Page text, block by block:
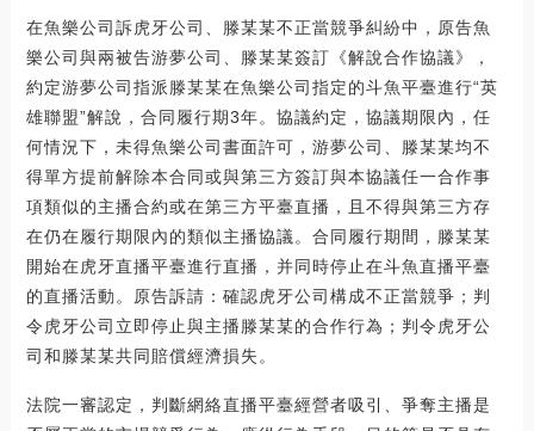
在魚樂公司訴虎牙公司、滕某某不正當競爭糾紛中，原告魚
樂公司與兩被告游夢公司、滕某某簽訂《解說合作協議》，
約定游夢公司指派滕某某在魚樂公司指定的斗魚平臺進行“英
雄聯盟”解說，合同履行期3年。協議約定，協議期限內，任
何情況下，未得魚樂公司書面許可，游夢公司、滕某某均不
得單方提前解除本合同或與第三方簽訂與本協議任一合作事
項類似的主播合約或在第三方平臺直播，且不得與第三方存
在仍在履行期限內的類似主播協議。合同履行期間，滕某某
開始在虎牙直播平臺進行直播，并同時停止在斗魚直播平臺
的直播活動。原告訴請：確認虎牙公司構成不正當競爭；判
令虎牙公司立即停止與主播滕某某的合作行為；判令虎牙公
司和滕某某共同賠償經濟損失。
法院一審認定，判斷網絡直播平臺經營者吸引、爭奪主播是